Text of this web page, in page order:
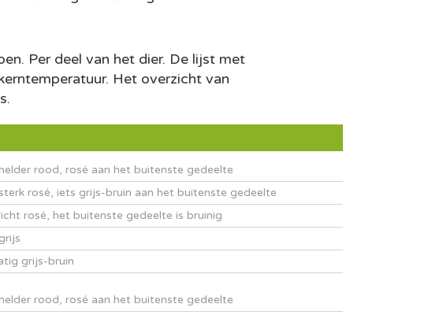
Per deel van het dier. De lijst met
Het overzicht van
rood, rosé aan het buitenste gedeelte
rosé, iets grijs-bruin aan het buitenste gedeelte
rosé, het buitenste gedeelte is bruinig
grijs-bruin
rood, rosé aan het buitenste gedeelte